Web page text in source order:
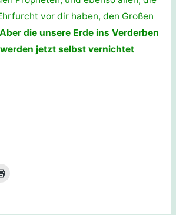
vor dir haben, den Großen
Aber die unsere Erde ins Verderben
jetzt selbst vernichtet